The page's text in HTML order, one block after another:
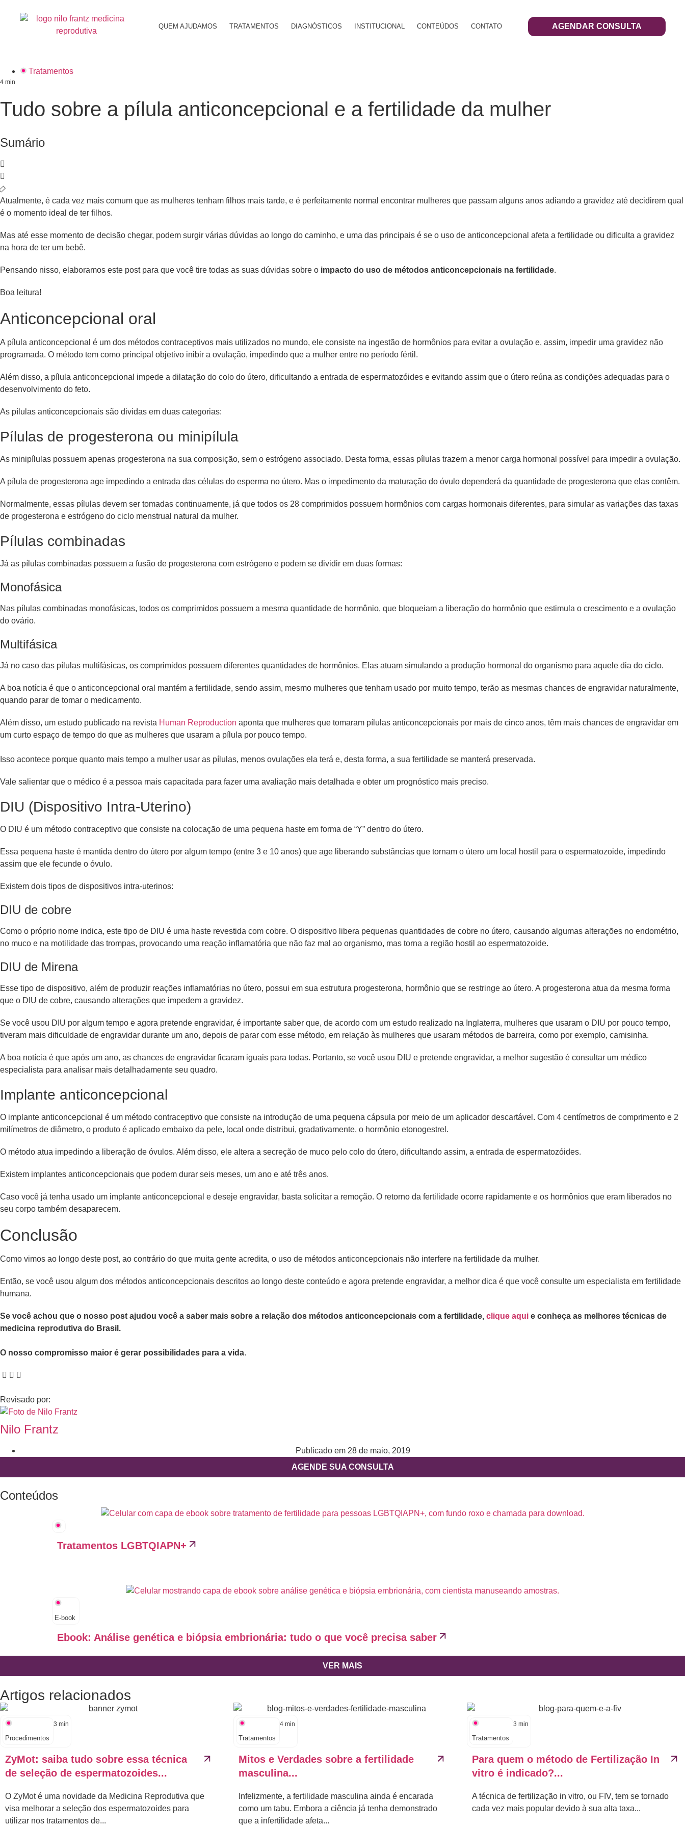
QUEM AJUDAMOS TRATAMENTOS DIAGNÓSTICOS INSTITUCIONAL CONTEÚDOS CONTATO AGENDAR CONSULTA
Tratamentos
4 min
Tudo sobre a pílula anticoncepcional e a fertilidade da mulher
Sumário
Atualmente, é cada vez mais comum que as mulheres tenham filhos mais tarde, e é perfeitamente normal encontrar mulheres que passam alguns anos adiando a gravidez até decidirem qual
é o momento ideal de ter filhos.
Mas até esse momento de decisão chegar, podem surgir várias dúvidas ao longo do caminho, e uma das principais é se o uso de anticoncepcional afeta a fertilidade ou dificulta a gravidez
na hora de ter um bebê.
Pensando nisso, elaboramos este post para que você tire todas as suas dúvidas sobre o impacto do uso de métodos anticoncepcionais na fertilidade.
Boa leitura!
Anticoncepcional oral
A pílula anticoncepcional é um dos métodos contraceptivos mais utilizados no mundo, ele consiste na ingestão de hormônios para evitar a ovulação e, assim, impedir uma gravidez não
programada. O método tem como principal objetivo inibir a ovulação, impedindo que a mulher entre no período fértil.
Além disso, a pílula anticoncepcional impede a dilatação do colo do útero, dificultando a entrada de espermatozóides e evitando assim que o útero reúna as condições adequadas para o
desenvolvimento do feto.
As pílulas anticoncepcionais são dividas em duas categorias:
Pílulas de progesterona ou minipílula
As minipílulas possuem apenas progesterona na sua composição, sem o estrógeno associado. Desta forma, essas pílulas trazem a menor carga hormonal possível para impedir a ovulação.
A pílula de progesterona age impedindo a entrada das células do esperma no útero. Mas o impedimento da maturação do óvulo dependerá da quantidade de progesterona que elas contêm.
Normalmente, essas pílulas devem ser tomadas continuamente, já que todos os 28 comprimidos possuem hormônios com cargas hormonais diferentes, para simular as variações das taxas
de progesterona e estrógeno do ciclo menstrual natural da mulher.
Pílulas combinadas
Já as pílulas combinadas possuem a fusão de progesterona com estrógeno e podem se dividir em duas formas:
Monofásica
Nas pílulas combinadas monofásicas, todos os comprimidos possuem a mesma quantidade de hormônio, que bloqueiam a liberação do hormônio que estimula o crescimento e a ovulação
do ovário.
Multifásica
Já no caso das pílulas multifásicas, os comprimidos possuem diferentes quantidades de hormônios. Elas atuam simulando a produção hormonal do organismo para aquele dia do ciclo.
A boa notícia é que o anticoncepcional oral mantém a fertilidade, sendo assim, mesmo mulheres que tenham usado por muito tempo, terão as mesmas chances de engravidar naturalmente,
quando parar de tomar o medicamento.
Além disso, um estudo publicado na revista Human Reproduction aponta que mulheres que tomaram pílulas anticoncepcionais por mais de cinco anos, têm mais chances de engravidar em
um curto espaço de tempo do que as mulheres que usaram a pílula por pouco tempo.
Isso acontece porque quanto mais tempo a mulher usar as pílulas, menos ovulações ela terá e, desta forma, a sua fertilidade se manterá preservada.
Vale salientar que o médico é a pessoa mais capacitada para fazer uma avaliação mais detalhada e obter um prognóstico mais preciso.
DIU (Dispositivo Intra-Uterino)
O DIU é um método contraceptivo que consiste na colocação de uma pequena haste em forma de “Y” dentro do útero.
Essa pequena haste é mantida dentro do útero por algum tempo (entre 3 e 10 anos) que age liberando substâncias que tornam o útero um local hostil para o espermatozoide, impedindo
assim que ele fecunde o óvulo.
Existem dois tipos de dispositivos intra-uterinos:
DIU de cobre
Como o próprio nome indica, este tipo de DIU é uma haste revestida com cobre. O dispositivo libera pequenas quantidades de cobre no útero, causando algumas alterações no endométrio,
no muco e na motilidade das trompas, provocando uma reação inflamatória que não faz mal ao organismo, mas torna a região hostil ao espermatozoide.
DIU de Mirena
Esse tipo de dispositivo, além de produzir reações inflamatórias no útero, possui em sua estrutura progesterona, hormônio que se restringe ao útero. A progesterona atua da mesma forma
que o DIU de cobre, causando alterações que impedem a gravidez.
Se você usou DIU por algum tempo e agora pretende engravidar, é importante saber que, de acordo com um estudo realizado na Inglaterra, mulheres que usaram o DIU por pouco tempo,
tiveram mais dificuldade de engravidar durante um ano, depois de parar com esse método, em relação às mulheres que usaram métodos de barreira, como por exemplo, camisinha.
A boa notícia é que após um ano, as chances de engravidar ficaram iguais para todas. Portanto, se você usou DIU e pretende engravidar, a melhor sugestão é consultar um médico
especialista para analisar mais detalhadamente seu quadro.
Implante anticoncepcional
O implante anticoncepcional é um método contraceptivo que consiste na introdução de uma pequena cápsula por meio de um aplicador descartável. Com 4 centímetros de comprimento e 2
milímetros de diâmetro, o produto é aplicado embaixo da pele, local onde distribui, gradativamente, o hormônio etonogestrel.
O método atua impedindo a liberação de óvulos. Além disso, ele altera a secreção de muco pelo colo do útero, dificultando assim, a entrada de espermatozóides.
Existem implantes anticoncepcionais que podem durar seis meses, um ano e até três anos.
Caso você já tenha usado um implante anticoncepcional e deseje engravidar, basta solicitar a remoção. O retorno da fertilidade ocorre rapidamente e os hormônios que eram liberados no
seu corpo também desaparecem.
Conclusão
Como vimos ao longo deste post, ao contrário do que muita gente acredita, o uso de métodos anticoncepcionais não interfere na fertilidade da mulher.
Então, se você usou algum dos métodos anticoncepcionais descritos ao longo deste conteúdo e agora pretende engravidar, a melhor dica é que você consulte um especialista em fertilidade
humana.
Se você achou que o nosso post ajudou você a saber mais sobre a relação dos métodos anticoncepcionais com a fertilidade, clique aqui e conheça as melhores técnicas de
medicina reprodutiva do Brasil.
O nosso compromisso maior é gerar possibilidades para a vida.
Revisado por:
Nilo Frantz
Publicado em 28 de maio, 2019
AGENDE SUA CONSULTA
Conteúdos
Tratamentos LGBTQIAPN+
E-book
Ebook: Análise genética e biópsia embrionária: tudo o que você precisa saber
VER MAIS
Artigos relacionados
Procedimentos
3 min
ZyMot: saiba tudo sobre essa técnica
de seleção de espermatozoides...
O ZyMot é uma novidade da Medicina Reprodutiva que
visa melhorar a seleção dos espermatozoides para
utilizar nos tratamentos de...
Tratamentos
4 min
Mitos e Verdades sobre a fertilidade
masculina...
Infelizmente, a fertilidade masculina ainda é encarada
como um tabu. Embora a ciência já tenha demonstrado
que a infertilidade afeta...
Tratamentos
3 min
Para quem o método de Fertilização In
vitro é indicado?...
A técnica de fertilização in vitro, ou FIV, tem se tornado
cada vez mais popular devido à sua alta taxa...